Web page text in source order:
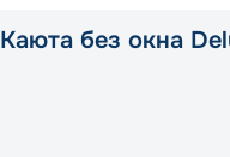
Каюта без окна